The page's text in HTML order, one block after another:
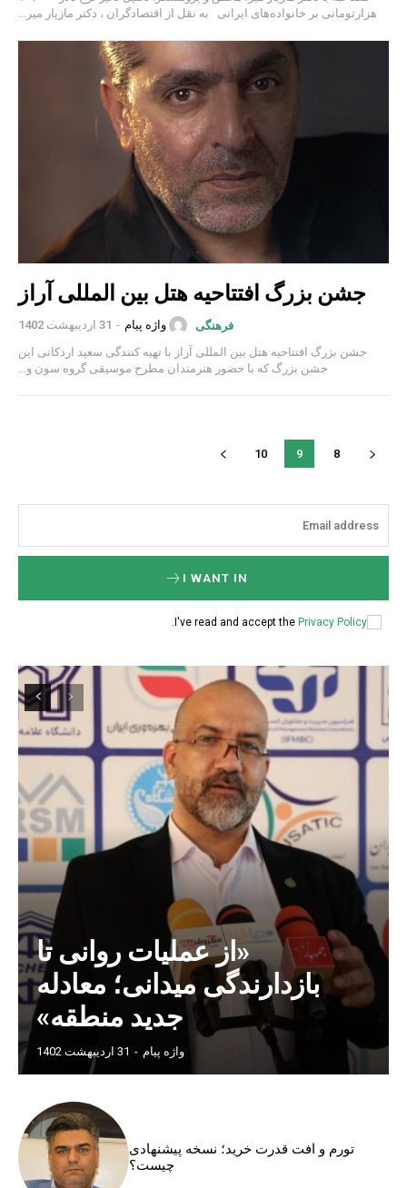
هزارتومانی بر خانواده‌های ایرانی به نقل از اقتصادگران ، دکتر مازیار میر...
جشن بزرگ افتتاحیه هتل بین المللی آراز
فرهنگی واژه پیام - 31 اردیبهشت 1402
جشن بزرگ افتتاحیه هتل بین المللی آراز با تهیه کنندگی سعید اردکانی این
جشن بزرگ که با حضور هنرمندان مطرح موسیقی گروه سون و...
8
9
10
I WANT IN
I've read and accept the Privacy Policy
«از عملیات روانی تا
بازدارندگی میدانی؛ معادله
جدید منطقه»
واژه پیام - 31 اردیبهشت 1402
تورم و افت قدرت خرید؛ نسخه پیشنهادی
چیست؟